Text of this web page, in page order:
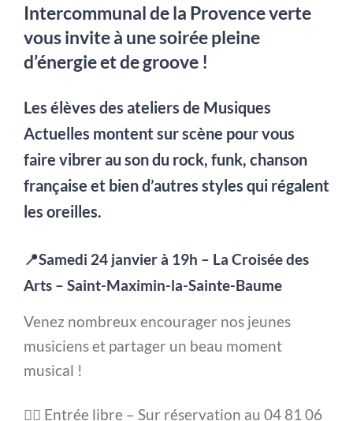
Intercommunal de la Provence verte
vous invite à une soirée pleine
d’énergie et de groove !
Les élèves des ateliers de Musiques
Actuelles montent sur scène pour vous
faire vibrer au son du rock, funk, chanson
française et bien d’autres styles qui régalent
les oreilles.
📍Samedi 24 janvier à 19h – La Croisée des
Arts – Saint-Maximin-la-Sainte-Baume
Venez nombreux encourager nos jeunes
musiciens et partager un beau moment
musical !
👉🏻 Entrée libre – Sur réservation au 04 81 06